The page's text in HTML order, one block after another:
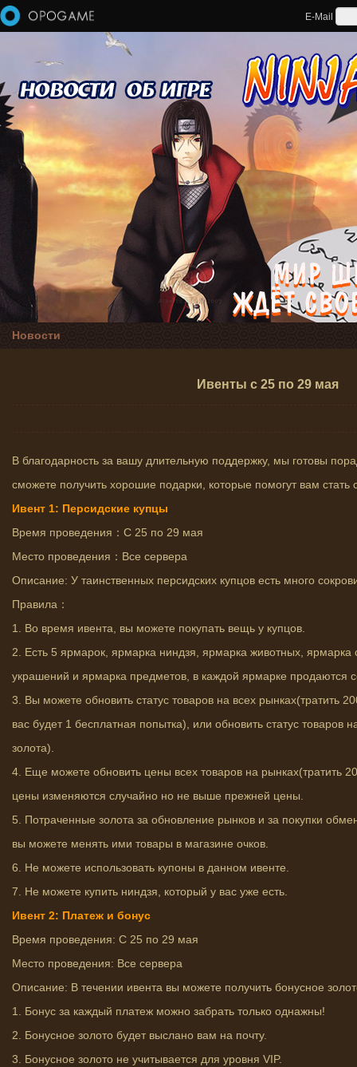
Перейти к основному содержанию
E-Mail
Новости
Ивенты с 25 по 29 мая
В благодарность за вашу длительную поддержку, мы готовы
сможете получить хорошие подарки, которые помогут вам
Ивент 1: Персидские купцы
Время проведения：С 25 по 29 мая
Место проведения：Все сервера
Описание: У таинственных персидских купцов есть много
Правила：
1. Во время ивента, вы можете покупать вещь у купцов.
2. Есть 5 ярмарок, ярмарка ниндзя, ярмарка животных,
украшений и ярмарка предметов, в каждой ярмарке продаются
3. Вы можете обновить статус товаров на всех рынках(тратить
вас будет 1 бесплатная попытка), или обновить статус товаров
золота).
4. Еще можете обновить цены всех товаров на рынках(тратить
цены изменяются случайно но не выше прежней цены.
5. Потраченные золота за обновление рынков и за покупки
вы можете менять ими товары в магазине очков.
6. Не можете использовать купоны в данном ивенте.
7. Не можете купить ниндзя, который у вас уже есть.
Ивент 2: Платеж и бонус
Время проведения: С 25 по 29 мая
Место проведения: Все сервера
Описание: В течении ивента вы можете получить бонусное
1. Бонус за каждый платеж можно забрать только однажны!
2. Бонусное золото будет выслано вам на почту.
3. Бонусное золото не учитывается для уровня VIP.